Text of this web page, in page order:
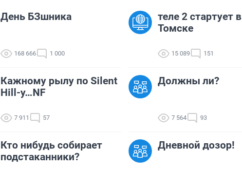
День БЗшника
168 666 1 000
теле 2 стартует в
Томске
15 089 151
Кажному рылу по Silent
Hill-у…NF
7 911 57
Должны ли?
7 564 93
Кто нибудь собирает
подстаканники?
Дневной дозор!